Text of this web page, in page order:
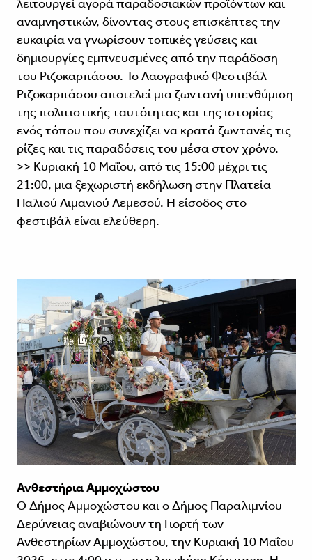
λειτουργεί αγορά παραδοσιακών προϊόντων και
αναμνηστικών, δίνοντας στους επισκέπτες την
ευκαιρία να γνωρίσουν τοπικές γεύσεις και
δημιουργίες εμπνευσμένες από την παράδοση
του Ριζοκαρπάσου. Το Λαογραφικό Φεστιβάλ
Ριζοκαρπάσου αποτελεί μια ζωντανή υπενθύμιση
της πολιτιστικής ταυτότητας και της ιστορίας
ενός τόπου που συνεχίζει να κρατά ζωντανές τις
ρίζες και τις παραδόσεις του μέσα στον χρόνο.
>> Κυριακή 10 Μαΐου, από τις 15:00 μέχρι τις
21:00, μια ξεχωριστή εκδήλωση στην Πλατεία
Παλιού Λιμανιού Λεμεσού. Η είσοδος στο
φεστιβάλ είναι ελεύθερη.
Ανθεστήρια Αμμοχώστου
Ο Δήμος Αμμοχώστου και ο Δήμος Παραλιμνίου -
Δερύνειας αναβιώνουν τη Γιορτή των
Ανθεστηρίων Αμμοχώστου, την Κυριακή 10 Μαΐου